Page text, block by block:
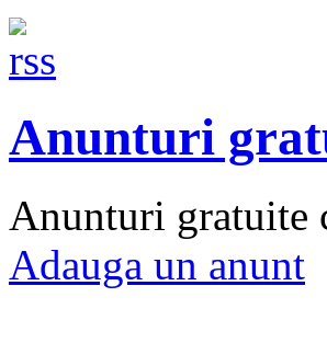
Anunturi
Anunturi gratuite
Adauga un anunt